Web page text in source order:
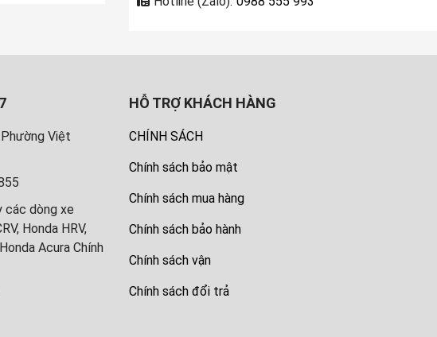
Việt
các dòng xe
Honda HRV,
Acura Chính
HỖ TRỢ KHÁCH HÀNG
CHÍNH SÁCH
Chính sách bảo mật
Chính sách mua hàng
Chính sách bảo hành
Chính sách vận
Chính sách đổi trả